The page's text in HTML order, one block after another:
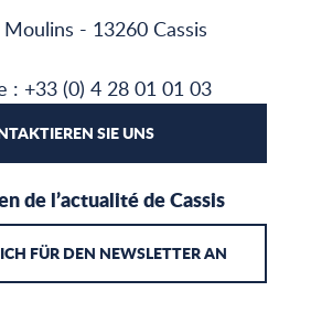
- 13260 Cassis
: +33 (0) 4 28 01 01 03
SIE UNS
de l’actualité de Cassis
FÜR DEN NEWSLETTER AN